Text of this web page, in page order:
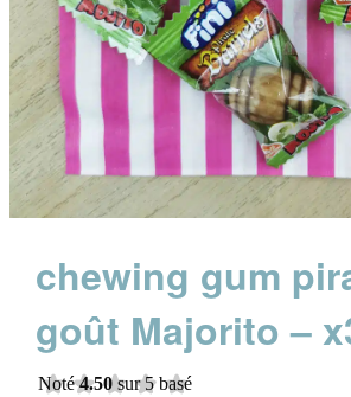
chewing gum
goût Majorito –
Noté4.50 sur 5 basé